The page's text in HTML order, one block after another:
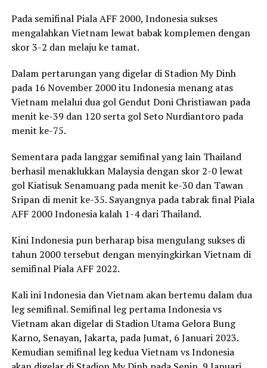
Pada semifinal Piala AFF 2000, Indonesia sukses
mengalahkan Vietnam lewat babak komplemen dengan
skor 3-2 dan melaju ke tamat.
Dalam pertarungan yang digelar di Stadion My Dinh
pada 16 November 2000 itu Indonesia menang atas
Vietnam melalui dua gol Gendut Doni Christiawan pada
menit ke-39 dan 120 serta gol Seto Nurdiantoro pada
menit ke-75.
Sementara pada langgar semifinal yang lain Thailand
berhasil menaklukkan Malaysia dengan skor 2-0 lewat
gol Kiatisuk Senamuang pada menit ke-30 dan Tawan
Sripan di menit ke-35. Sayangnya pada tabrak final Piala
AFF 2000 Indonesia kalah 1-4 dari Thailand.
Kini Indonesia pun berharap bisa mengulang sukses di
tahun 2000 tersebut dengan menyingkirkan Vietnam di
semifinal Piala AFF 2022.
Kali ini Indonesia dan Vietnam akan bertemu dalam dua
leg semifinal. Semifinal leg pertama Indonesia vs
Vietnam akan digelar di Stadion Utama Gelora Bung
Karno, Senayan, Jakarta, pada Jumat, 6 Januari 2023.
Kemudian semifinal leg kedua Vietnam vs Indonesia